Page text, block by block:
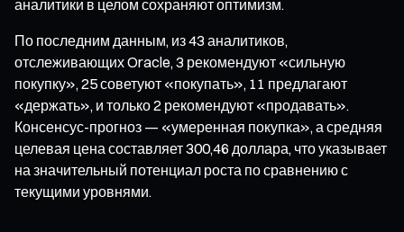
аналитики в целом сохраняют оптимизм.
По последним данным, из 43 аналитиков,
отслеживающих Oracle, 3 рекомендуют «сильную
покупку», 25 советуют «покупать», 11 предлагают
«держать», и только 2 рекомендуют «продавать».
Консенсус-прогноз — «умеренная покупка», а средняя
целевая цена составляет 300,46 доллара, что указывает
на значительный потенциал роста по сравнению с
текущими уровнями.